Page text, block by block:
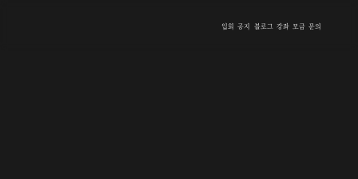
입회 공지 블로그 강좌 모금 문의